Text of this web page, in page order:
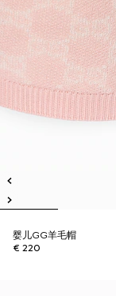
婴儿GG羊毛帽
€ 220